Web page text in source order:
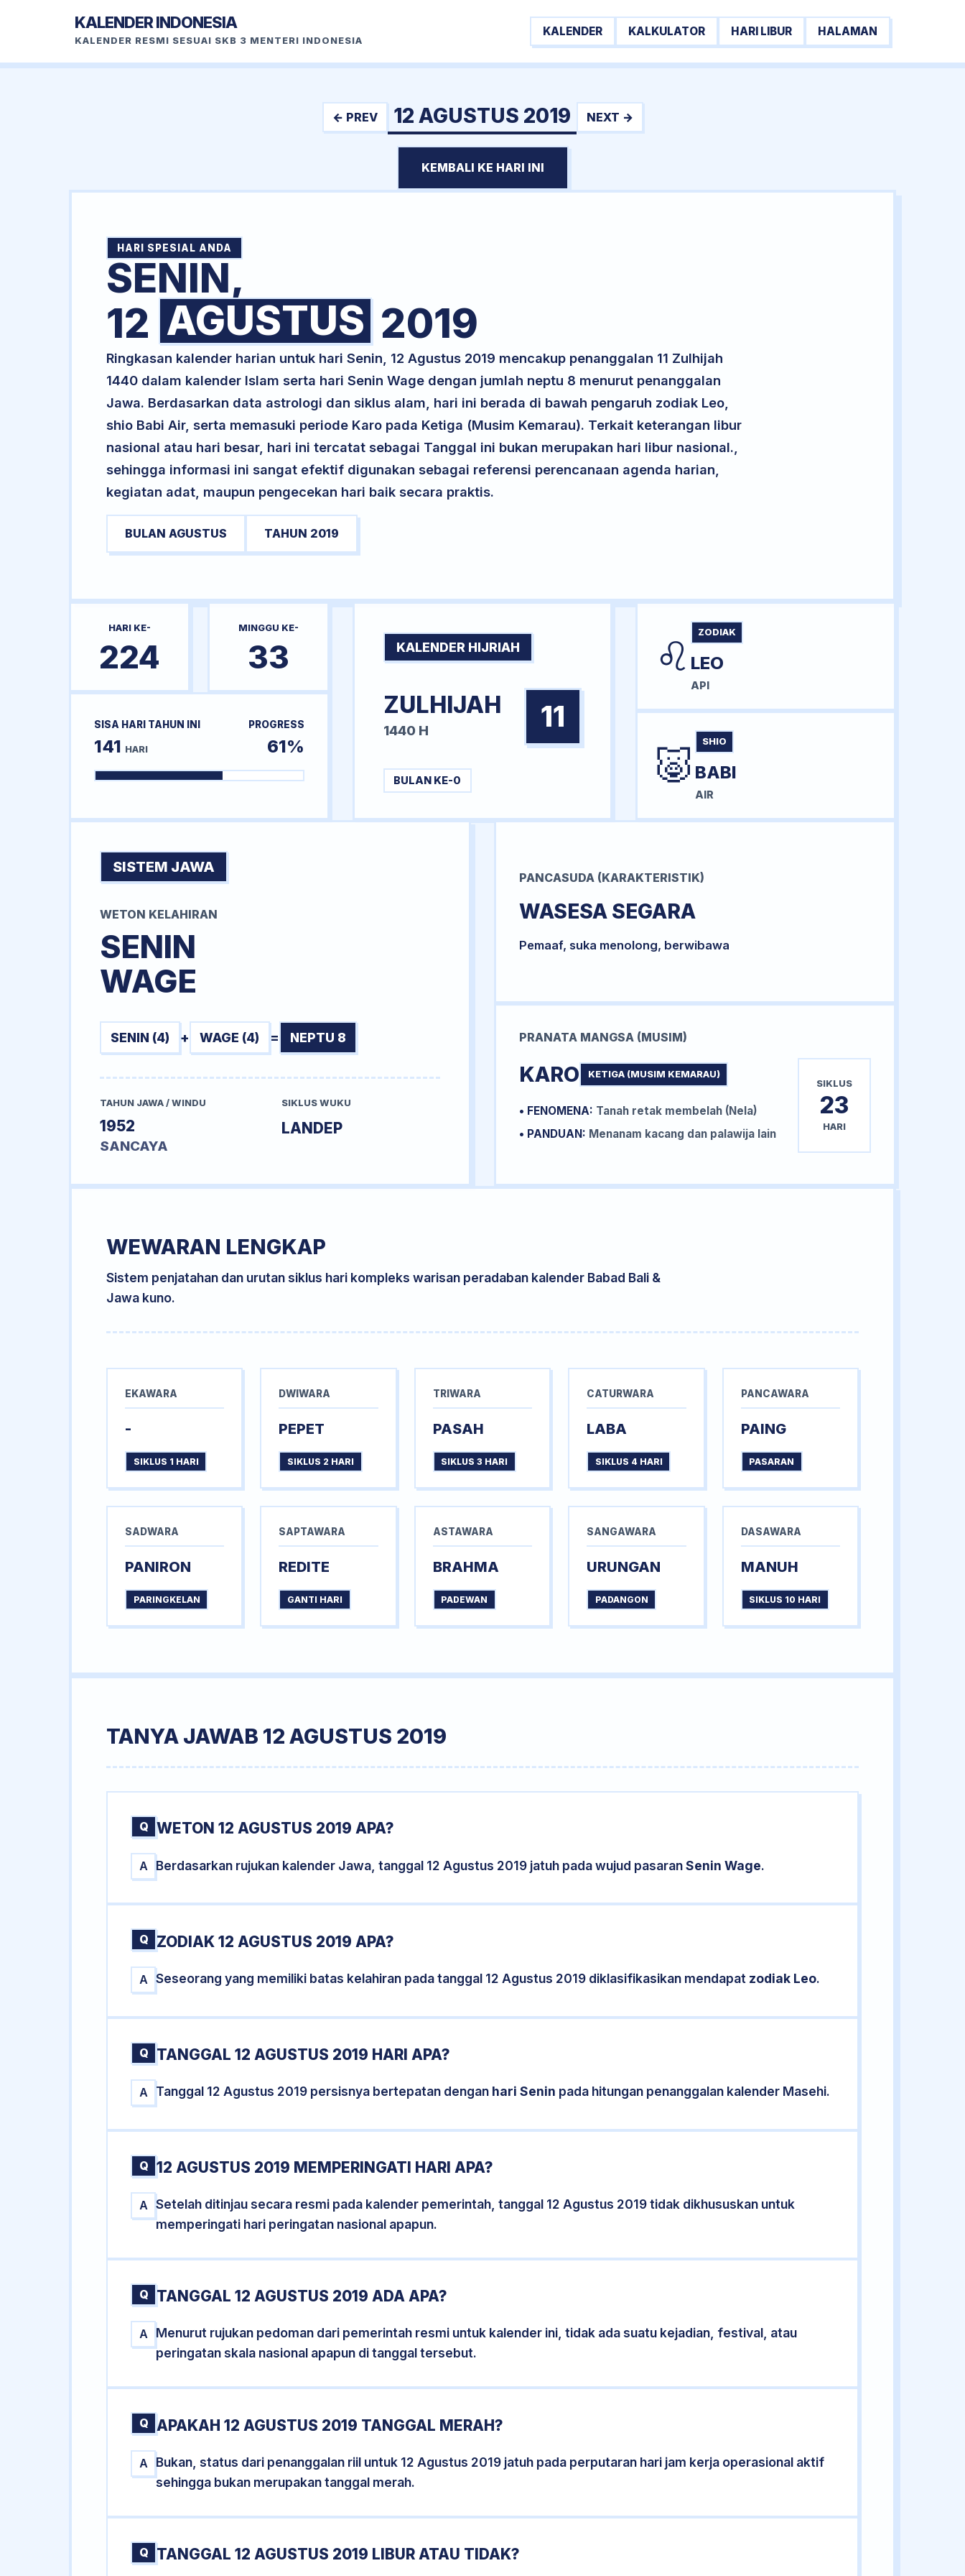
KALENDER INDONESIA
KALENDER RESMI SESUAI SKB 3 MENTERI INDONESIA
KALENDER KALKULATOR HARI LIBUR HALAMAN
← PREV 12 AGUSTUS 2019 NEXT →
KEMBALI KE HARI INI
HARI SPESIAL ANDA
SENIN,
12 AGUSTUS 2019
Ringkasan kalender harian untuk hari Senin, 12 Agustus 2019 mencakup penanggalan 11 Zulhijah
1440 dalam kalender Islam serta hari Senin Wage dengan jumlah neptu 8 menurut penanggalan
Jawa. Berdasarkan data astrologi dan siklus alam, hari ini berada di bawah pengaruh zodiak Leo,
shio Babi Air, serta memasuki periode Karo pada Ketiga (Musim Kemarau). Terkait keterangan libur
nasional atau hari besar, hari ini tercatat sebagai Tanggal ini bukan merupakan hari libur nasional.,
sehingga informasi ini sangat efektif digunakan sebagai referensi perencanaan agenda harian,
kegiatan adat, maupun pengecekan hari baik secara praktis.
BULAN AGUSTUS TAHUN 2019
HARI KE-
224
MINGGU KE-
33
SISA HARI TAHUN INI
141 HARI
PROGRESS
61%
KALENDER HIJRIAH
ZULHIJAH
1440 H 11
BULAN KE-0
♌ ZODIAK
LEO
API
🐷 SHIO
BABI
AIR
SISTEM JAWA
WETON KELAHIRAN
SENIN
WAGE
SENIN (4) + WAGE (4) = NEPTU 8
TAHUN JAWA / WINDU
1952
SANCAYA
SIKLUS WUKU
LANDEP
PANCASUDA (KARAKTERISTIK)
WASESA SEGARA
Pemaaf, suka menolong, berwibawa
PRANATA MANGSA (MUSIM)
KARO KETIGA (MUSIM KEMARAU)
• FENOMENA: Tanah retak membelah (Nela)
• PANDUAN: Menanam kacang dan palawija lain
SIKLUS
23
HARI
WEWARAN LENGKAP
Sistem penjatahan dan urutan siklus hari kompleks warisan peradaban kalender Babad Bali &
Jawa kuno.
EKAWARA
-
SIKLUS 1 HARI
DWIWARA
PEPET
SIKLUS 2 HARI
TRIWARA
PASAH
SIKLUS 3 HARI
CATURWARA
LABA
SIKLUS 4 HARI
PANCAWARA
PAING
PASARAN
SADWARA
PANIRON
PARINGKELAN
SAPTAWARA
REDITE
GANTI HARI
ASTAWARA
BRAHMA
PADEWAN
SANGAWARA
URUNGAN
PADANGON
DASAWARA
MANUH
SIKLUS 10 HARI
TANYA JAWAB 12 AGUSTUS 2019
Q WETON 12 AGUSTUS 2019 APA?
A Berdasarkan rujukan kalender Jawa, tanggal 12 Agustus 2019 jatuh pada wujud pasaranSenin Wage.
Q ZODIAK 12 AGUSTUS 2019 APA?
A Seseorang yang memiliki batas kelahiran pada tanggal 12 Agustus 2019 diklasifikasikan mendapat zodiak Leo.
Q TANGGAL 12 AGUSTUS 2019 HARI APA?
A Tanggal 12 Agustus 2019 persisnya bertepatan dengan hari Senin pada hitungan penanggalan kalender Masehi.
Q 12 AGUSTUS 2019 MEMPERINGATI HARI APA?
A
Setelah ditinjau secara resmi pada kalender pemerintah, tanggal 12 Agustus 2019 tidak dikhususkan untuk
memperingati hari peringatan nasional apapun.
Q TANGGAL 12 AGUSTUS 2019 ADA APA?
A
Menurut rujukan pedoman dari pemerintah resmi untuk kalender ini, tidak ada suatu kejadian, festival, atau
peringatan skala nasional apapun di tanggal tersebut.
Q APAKAH 12 AGUSTUS 2019 TANGGAL MERAH?
A
Bukan, status dari penanggalan riil untuk 12 Agustus 2019 jatuh pada perputaran hari jam kerja operasional aktif
sehingga bukan merupakan tanggal merah.
Q TANGGAL 12 AGUSTUS 2019 LIBUR ATAU TIDAK?